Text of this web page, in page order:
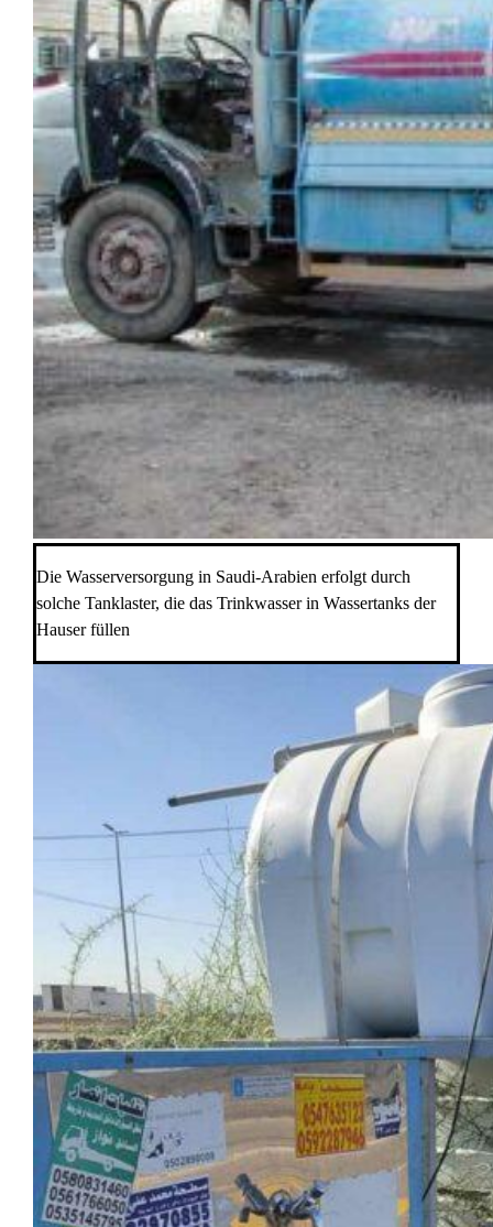
Die Wasserversorgung in Saudi-Arabien erfolgt durch
solche Tanklaster, die das Trinkwasser in Wassertanks der
Hauser füllen